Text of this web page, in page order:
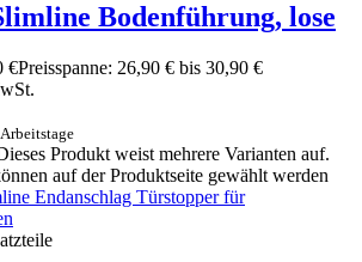
Bodenführung, lose
€Preisspanne: 26,90 € bis 30,90 €
Produkt weist mehrere Varianten auf.
auf der Produktseite gewählt werden